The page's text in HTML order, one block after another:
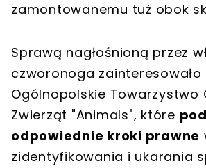
zamontowanemu tuż obok
Sprawą nagłośnioną przez
czworonoga zainteresowało
Ogólnopolskie Towarzystwo
Zwierząt "Animals", które
odpowiednie kroki prawne
zidentyfikowania i ukarania